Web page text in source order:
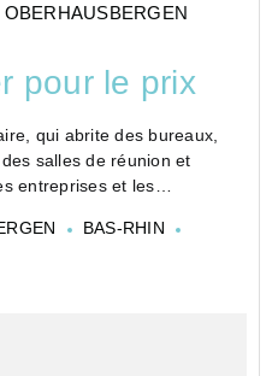
OBERHAUSBERGEN
pour le prix
qui abrite des bureaux,
salles de réunion et
entreprises et les
et dynam...
BAS-RHIN